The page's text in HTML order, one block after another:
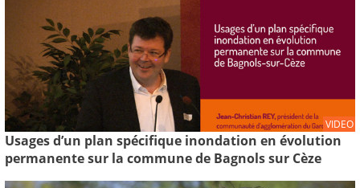
VIDEO
Usages d’un plan spécifique inondation en évolution
permanente sur la commune de Bagnols sur Cèze